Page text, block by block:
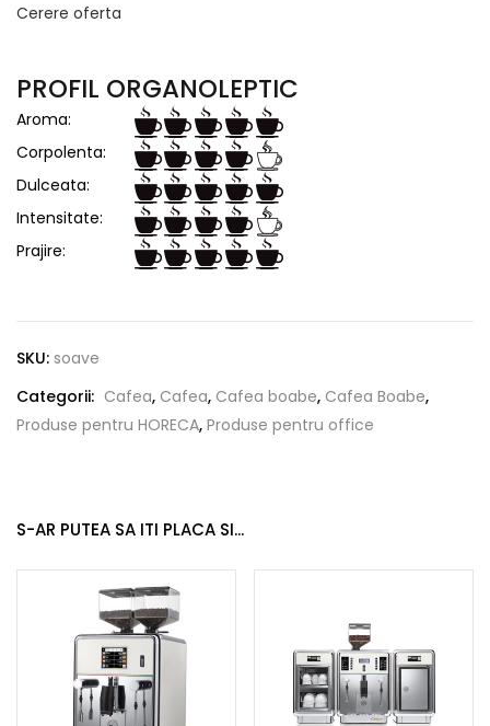
Cerere oferta
PROFIL ORGANOLEPTIC
Aroma:
Corpolenta:
Dulceata:
Intensitate:
Prajire:
SKU: soave
Categorii: Cafea, Cafea, Cafea boabe, Cafea Boabe,
Produse pentru HORECA, Produse pentru office
S-AR PUTEA SA ITI PLACA SI...